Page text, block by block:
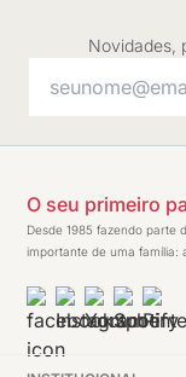
Novidades,
O seu primeiro
Desde 1985 fazendo parte
importante de uma família: